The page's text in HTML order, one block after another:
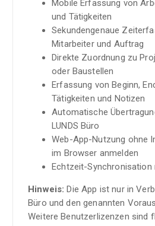
Mobile Erfassung von
und Tätigkeiten
Sekundengenaue
Mitarbeiter und Auftrag
Direkte Zuordnung zu
oder Baustellen
Erfassung von Beginn,
Tätigkeiten und Notizen
Automatische
LUNDS Büro
Web-App-Nutzung ohne
im Browser anmelden
Echtzeit-Synchronisation
Hinweis: Die App ist nur in
Büro und den genannten
Weitere Benutzerlizenzen sind